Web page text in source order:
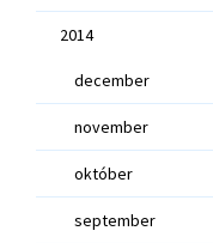
2014
december
november
október
september